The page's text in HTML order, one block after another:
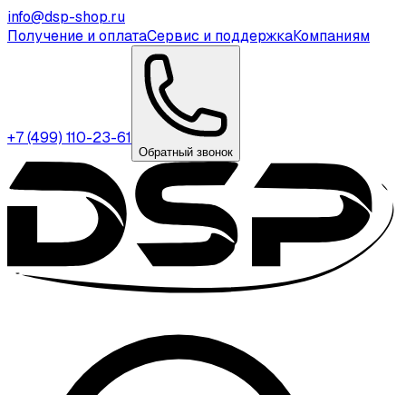
info@dsp-shop.ru
Получение и оплатаСервис и поддержкаКомпаниям
+7 (499) 110-23-61
Обратный звонок